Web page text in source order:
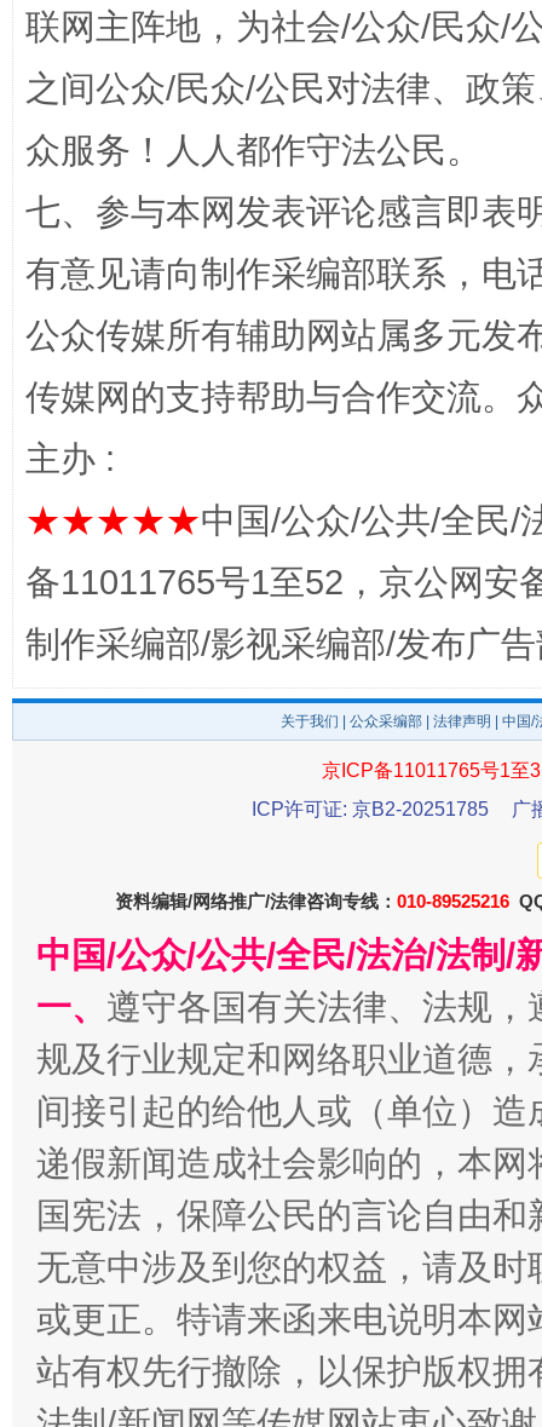
千年窑火 生生不息 一
受贿1.44亿！段成刚被判无期 从幼
全民健身五年计划来了！等你上场
阿坝州三大球赛在茂县开幕 规模
联网主阵地，为社会/公众/民众/
之间公众/民众/公民对法律、政
众服务！人人都作守法公民。
七、参与本网发表评论感言即表
有意见请向制作采编部联系，电
公众传媒所有辅助网站属多元发
传媒网的支持帮助与合作交流。
主办 :
★★★★★中国/公众/公共/全民/
备11011765号1至52，京公网安
制作采编部/影视采编部/发布广
关于我们 公众采编部 法律声明 | 中国
京ICP备11011765号1至
ICP许可证: 京B2-20251785
广
资料编辑/网络推广/法律咨询专线： 010-89525216
中国/公众/公共/全民/法治/法制/
一、 遵守各国有关法律、法规
规及行业规定和网络职业道德
间接引起的给他人或（单位）
递假新闻造成社会影响的，本
国宪法，保障公民的言论自由
无意中涉及到您的权益，请及
或更正。特请来函来电说明本
站有权先行撤除，以保护版权